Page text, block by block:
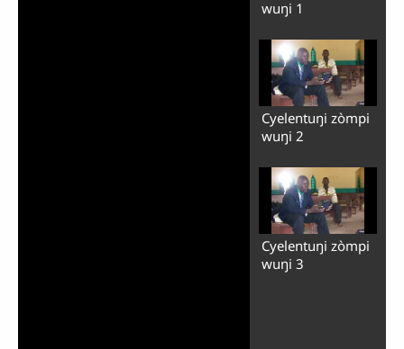
wuŋi 1
Cyelentuŋi zòmpi
wuŋi 2
Cyelentuŋi zòmpi
wuŋi 3